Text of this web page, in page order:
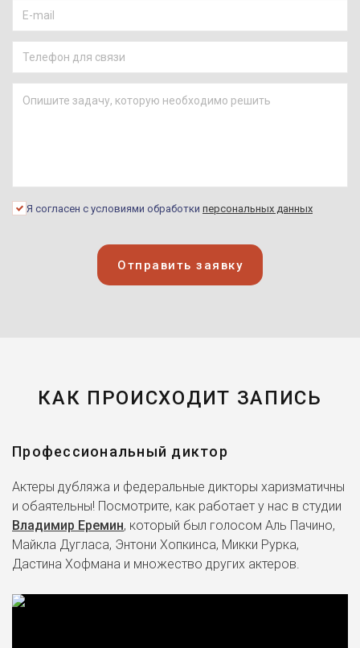
Я согласен с условиями обработки персональных данных
Отправить заявку
КАК ПРОИСХОДИТ ЗАПИСЬ
Профессиональный диктор
Актеры дубляжа и федеральные дикторы харизматичны
и обаятельны! Посмотрите, как работает у нас в студии
Владимир Еремин, который был голосом Аль Пачино,
Майкла Дугласа, Энтони Хопкинса, Микки Рурка,
Дастина Хофмана и множество других актеров.